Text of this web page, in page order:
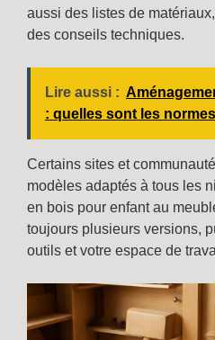
aussi des listes de
des conseils techniques.
Lire aussi :
: quelles sont les
Certains sites et
modèles adaptés à tous les
en bois pour enfant au
toujours plusieurs versions,
outils et votre espace de